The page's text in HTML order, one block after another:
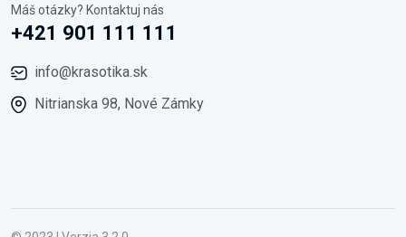
Máš otázky? Kontaktuj nás
+421 901 111 111
info@krasotika.sk
Nitrianska 98, Nové Zámky